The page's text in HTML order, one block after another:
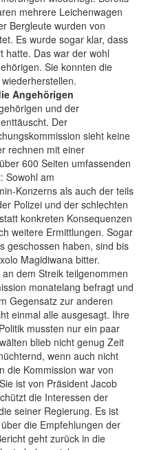
mehrere Leichenwagen
Bergleute wurden von
Es wurde sogar klar, dass
hatte. Das war der wohl
Sie konnten die
Angehörigen
und der
Der
sieht keine
rechnen mit einer
600 Seiten umfassenden
Sowohl am
Konzerns als auch der teils
Polizei und der schlechten
konkreten Konsequenzen
weitere Ermittlungen. Sogar
geschossen haben, sind bis
Magidiwana bitter.
dem Streik teilgenommen
monatelang befragt und
Gegensatz zur anderen
einmal alle ausgesagt. Ihre
mussten nur ein paar
blieb nicht genug Zeit
wenn auch nicht
die Kommission war von
ist von Präsident Jacob
die Interessen der
seiner Regierung. Es ist
die Empfehlungen der
geht zurück in die